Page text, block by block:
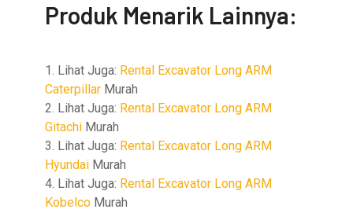
Produk Menarik Lainnya:
1. Lihat Juga: Rental Excavator Long ARM
Caterpillar Murah
2. Lihat Juga: Rental Excavator Long ARM
Gitachi Murah
3. Lihat Juga: Rental Excavator Long ARM
Hyundai Murah
4. Lihat Juga: Rental Excavator Long ARM
Kobelco Murah